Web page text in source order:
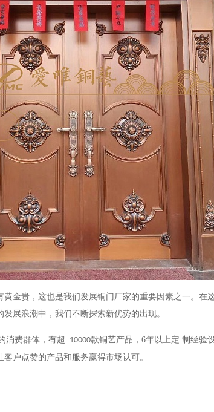
金贵，这也是我们发展铜门厂家的重要因素之一。在
展浪潮中，我们不断探索新优势的出现。
消费群体，有超 10000款铜艺产品 ， 6年以上定 制经验
户点赞的产品和服务赢得市场认可。